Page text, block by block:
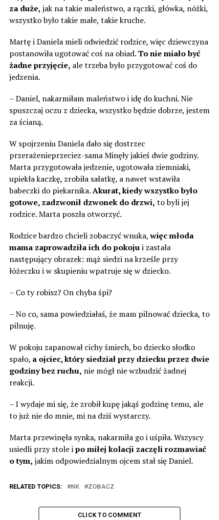
za duże, jak na takie maleństwo, a rączki, główka, nóżki,
wszystko było takie małe, takie kruche.
Martę i Daniela mieli odwiedzić rodzice, więc dziewczyna
postanowiła ugotować coś na obiad. To nie miało być
żadne przyjęcie, ale trzeba było przygotować coś do
jedzenia.
– Daniel, nakarmiłam maleństwo i idę do kuchni. Nie
spuszczaj oczu z dziecka, wszystko będzie dobrze, jestem
za ścianą.
W spojrzeniu Daniela dało się dostrzec
przerażenieprzeciez-sama Minęły jakieś dwie godziny.
Marta przygotowała jedzenie, ugotowała ziemniaki,
upiekła kaczkę, zrobiła sałatkę, a nawet wstawiła
babeczki do piekarnika.Akurat, kiedy wszystko było
gotowe, zadzwonił dzwonek do drzwi, to byli jej
rodzice. Marta poszła otworzyć.
Rodzice bardzo chcieli zobaczyć wnuka,więc młoda
mama zaprowadziła ich do pokojui zastała
następujący obrazek: mąż siedzi na krześle przy
łóżeczku i w skupieniu wpatruje się w dziecko.
– Co ty robisz? On chyba śpi?
– No co, sama powiedziałaś, że mam pilnować dziecka, to
pilnuję.
W pokoju zapanował cichy śmiech, bo dziecko słodko
spało, a ojciec, który siedział przy dziecku przez dwie
godziny bez ruchu, nie mógł nie wzbudzić żadnej
reakcji.
– I wydaje mi się, że zrobił kupę jakąś godzinę temu, ale
to już nie do mnie, mi na dziś wystarczy.
Marta przewinęła synka, nakarmiła go i uśpiła. Wszyscy
usiedli przy stole ipo miłej kolacji zaczęli rozmawiać
o tym, jakim odpowiedzialnym ojcem stał się Daniel.
RELATED TOPICS: NK ZOBACZ
CLICK TO COMMENT